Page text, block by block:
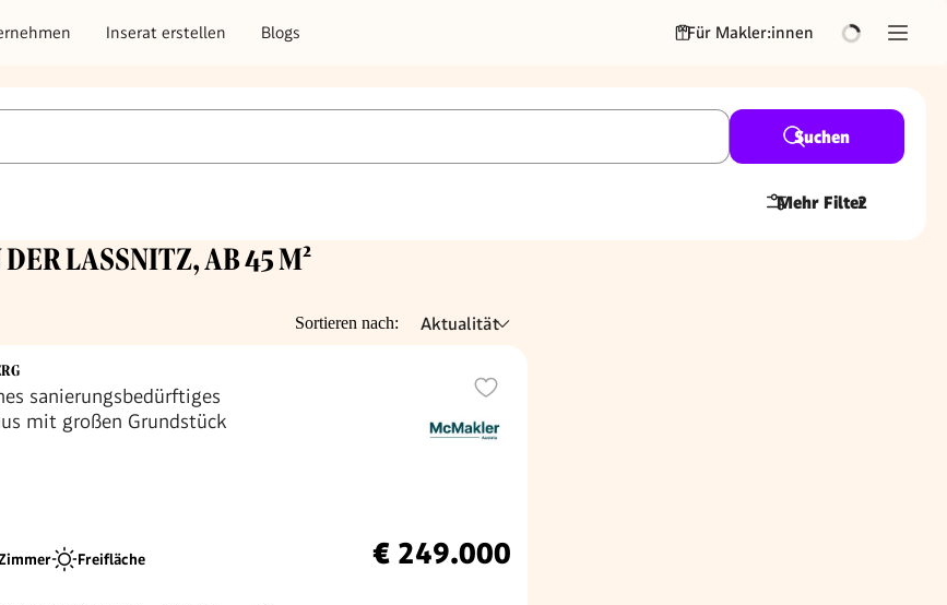
Inserat erstellen Blogs Für Makler:innen
Suchen
Mehr Filter
2
LASSNITZ, AB 45 M²
Sortieren nach: Aktualität
sanierungsbedürftiges
mit großen Grundstück
Freifläche € 249.000